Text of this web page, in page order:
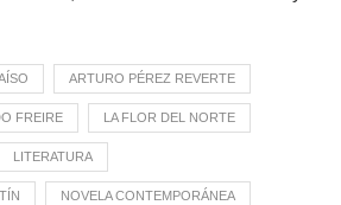
ARTURO PÉREZ REVERTE
FREIRE LA FLOR DEL NORTE
LITERATURA
NOVELA CONTEMPORÁNEA